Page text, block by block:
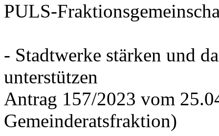
PULS-
- Stadtwerke stärken und
unterstützen
Antrag 157/2023 vom
Gemeinderatsfraktion)